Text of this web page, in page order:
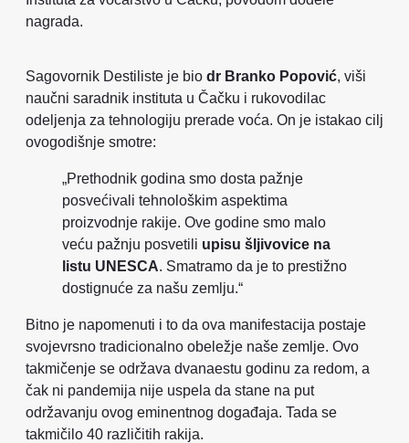
Sagovornik Destiliste je bio dr Branko Popović, viši
naučni saradnik instituta u Čačku i rukovodilac
odeljenja za tehnologiju prerade voća. On je istakao cilj
ovogodišnje smotre:
„Prethodnik godina smo dosta pažnje
posvećivali tehnološkim aspektima
proizvodnje rakije. Ove godine smo malo
veću pažnju posvetili upisu šljivovice na
listu UNESCA. Smatramo da je to prestižno
dostignuće za našu zemlju.“
Bitno je napomenuti i to da ova manifestacija postaje
svojevrsno tradicionalno obeležje naše zemlje. Ovo
takmičenje se održava dvanaestu godinu za redom, a
čak ni pandemija nije uspela da stane na put
održavanju ovog eminentnog događaja. Tada se
takmičilo 40 različitih rakija.